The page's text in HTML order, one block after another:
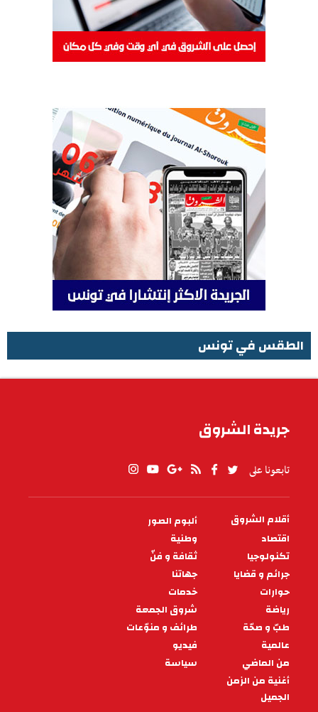
الطقس في تونس
جريدة الشروق
تابعونا على
PIED
DE
PAGE
أقلام الشروق
ألبوم الصور
اقتصاد
وطنية
تكنولوجيا
ثقافة و فنّ
جرائم و قضايا
جهاتنا
حوارات
خدمات
رياضة
شروق الجمعة
طبّ و صحّة
طرائف و منوّعات
عالمية
فيديو
من الماضي
سياسة
أغنية من الزمن
الجميل